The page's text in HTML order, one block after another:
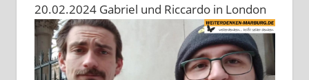
20.02.2024 Gabriel und Riccardo in London